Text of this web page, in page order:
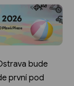
bude
první pod